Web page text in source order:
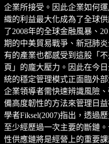
企業所接受。因此企業如何
織的利益最大化成為了全球
了2008年的全球金融風暴、
期的中美貿易戰爭、新冠肺
有的產業也都感受到這股「
頁」的龐大壓力。因此在今
統的穩定管理模式正面臨外
企業領導者需快速辨識風險
備高度韌性的方法來管理日
學者Fiksel(2007)指出，透過
至少經歷過一次主要的斷鏈
性供應鏈將是經營上的重要